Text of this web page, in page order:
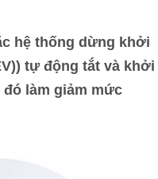
hệ thống dừng khởi
tự động tắt và khởi
làm giảm mức